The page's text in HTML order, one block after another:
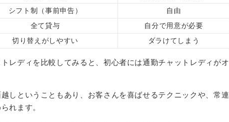
シフト制（事前申告）
自由
全て貸与
自分で用意が必要
切り替えがしやすい ダラけてしまう
レディを比較してみると、初心者には通勤チャットレディがオ
しということもあり、お客さんを喜ばせるテクニックや、常連
れます。